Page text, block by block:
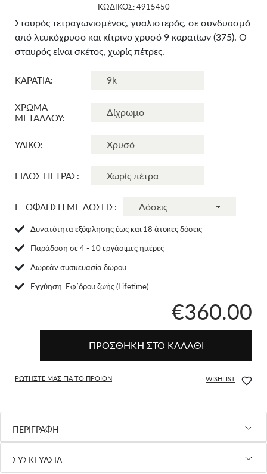
ΚΩΔΙΚΟΣ: 4915450
Σταυρός τετραγωνισμένος, γυαλιστερός, σε συνδυασμό
από λευκόχρυσο και κίτρινο χρυσό 9 καρατίων (375). Ο
σταυρός είναι σκέτος, χωρίς πέτρες.
ΚΑΡΑΤΙΑ:
ΧΡΩΜΑ
ΜΕΤΑΛΛΟΥ:
ΥΛΙΚΟ:
ΕΙΔΟΣ ΠΕΤΡΑΣ:
ΕΞΟΦΛΗΣΗ ΜΕ ΔΟΣΕΙΣ:
Δυνατότητα εξόφλησης έως και 18 άτοκες δόσεις
Παράδοση σε 4 - 10 εργάσιμες ημέρες
Δωρεάν συσκευασία δώρου
Eγγύηση: Εφ΄όρου ζωής (Lifetime)
€360.00
ΠΡΟΣΘΗΚΗ ΣΤΟ ΚΑΛΑΘΙ
ΡΩΤΗΣΤΕ ΜΑΣ ΓΙΑ ΤΟ ΠΡΟΪΟΝ WISHLIST
ΠΕΡΙΓΡΑΦΗ
ΣΥΣΚΕΥΑΣΙΑ